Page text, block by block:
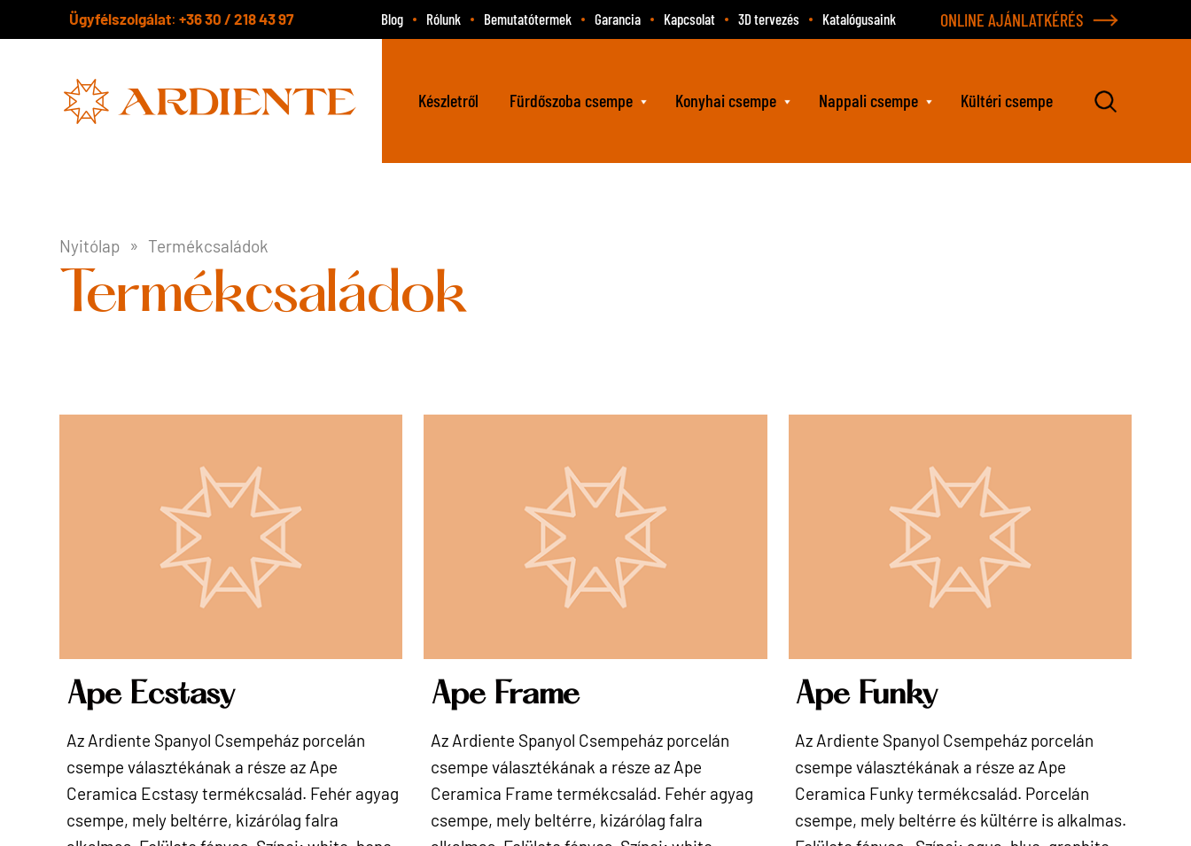
Ügyfélszolgálat: +36 30 / 218 43 97 ONLINE AJÁNLATKÉRÉS
Blog Rólunk Bemutatótermek Garancia Kapcsolat 3D tervezés Katalógusaink
Készletről Fürdőszoba csempe Konyhai csempe Nappali csempe Kültéri csempe
Nyitólap Termékcsaládok
Termékcsaládok
Ape Ecstasy
Az Ardiente Spanyol Csempeház porcelán
csempe választékának a része az Ape
Ceramica Ecstasy termékcsalád. Fehér agyag
csempe, mely beltérre, kizárólag falra
Ape Frame
Az Ardiente Spanyol Csempeház porcelán
csempe választékának a része az Ape
Ceramica Frame termékcsalád. Fehér agyag
csempe, mely beltérre, kizárólag falra
Ape Funky
Az Ardiente Spanyol Csempeház porcelán
csempe választékának a része az Ape
Ceramica Funky termékcsalád. Porcelán
csempe, mely beltérre és kültérre is alkalmas.